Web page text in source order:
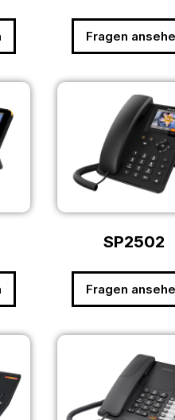
Fragen
SP2502
Fragen